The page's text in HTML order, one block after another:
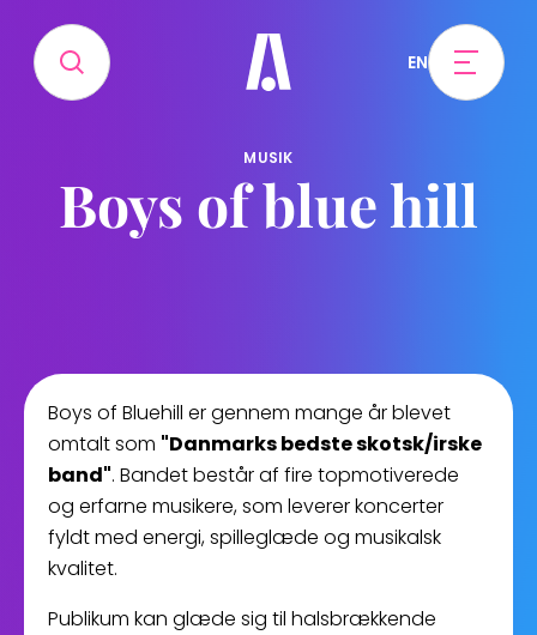
EN
MUSIK
Boys of blue hill
Boys of Bluehill er gennem mange år blevet
omtalt som "Danmarks bedste skotsk/irske
band". Bandet består af fire topmotiverede
og erfarne musikere, som leverer koncerter
fyldt med energi, spilleglæde og musikalsk
kvalitet.
Publikum kan glæde sig til halsbrækkende